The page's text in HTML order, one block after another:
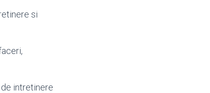
si
intretinere